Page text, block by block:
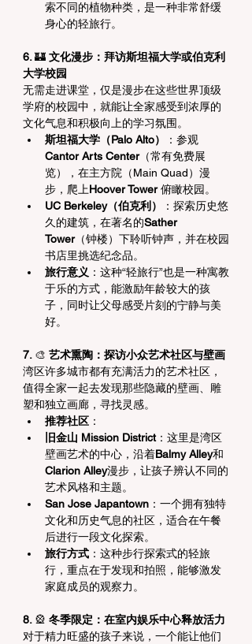
索不同的植物种类，是一种非常舒缓
身心的轻旅行。
6. 🏰 文化漫步：拜访斯坦福大学或伯克利
大学校园
无需走进课堂，仅是漫步在这些世界顶级
学府的校园中，就能让全家感受到浓厚的
文化气息和积极向上的学习氛围。
斯坦福大学（Palo Alto）
：参观
Cantor Arts Center（常有免费展
览），在主方院（Main Quad）漫
步，爬上Hoover Tower 俯瞰校园。
UC Berkeley（伯克利）
：探索历史悠
久的建筑，在著名的Sather
Tower（钟楼）下聆听钟声，并在校园
书店里挑选纪念品。
旅行意义 ：这种“轻旅行”也是一种寓教
于乐的方式，能激励年龄较大的孩
子，同时让父母感受片刻的宁静与美
好。
7. 🎨 艺术熏陶：探访小众艺术社区与壁画
湾区许多城市都有充满活力的艺术社区，
值得全家一起去发现那些隐藏的壁画、雕
塑和独立画廊，寻找灵感。
推荐社区 ：
旧金山 Mission District：这里是湾区
壁画艺术的中心，沿着Balmy Alley和
Clarion Alley漫步，让孩子辨认不同的
艺术风格和主题。
San Jose Japantown ：一个拥有独特
文化和历史气息的社区，适合在午餐
后进行一段文化探索。
旅行方式 ：这种步行探索式的轻旅
行，重点在于发现和拍照，能够激发
家庭成员的观察力。
8. 🎡 冬季限定：在室内娱乐中心释放活力
对于精力旺盛的孩子来说，一个能让他们